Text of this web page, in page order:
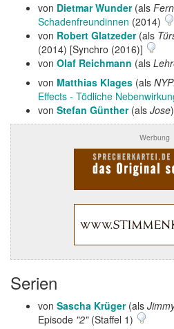
von Dietmar Wunder(als
Schadenfreundinnen (2014)
von Robert Glatzeder(als
(2014) [Synchro (2016)]
von Olaf Reichmann (als
von Matthias Klages (als
Effects - Tödliche
von Stefan Günther(als Jose
Werbung
Serien
von Sascha Krüger(als
Episode "2"(Staffel 1)